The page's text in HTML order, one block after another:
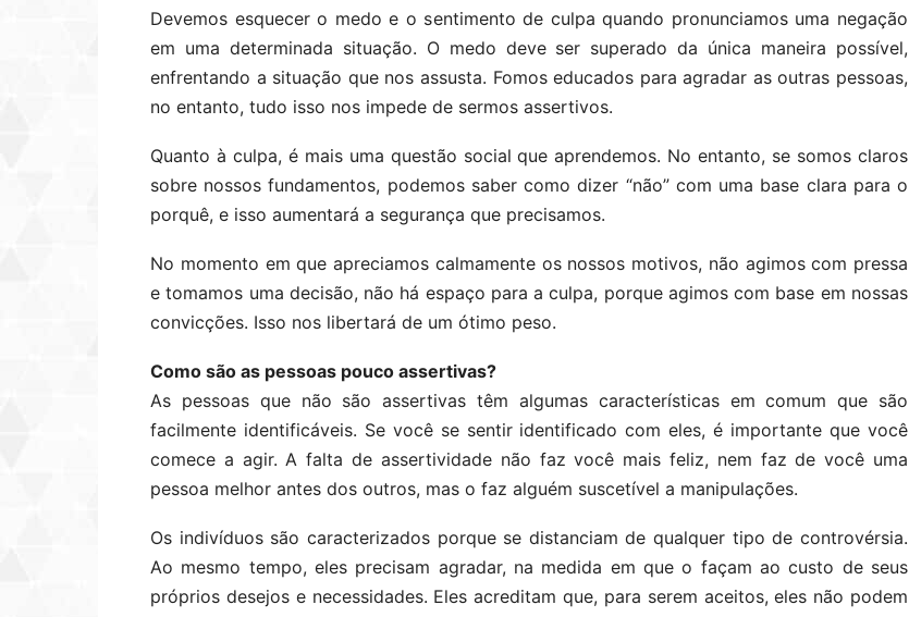
Devemos esquecer o medo e o sentimento de culpa quando pronunciamos uma negação
em uma determinada situação. O medo deve ser superado da única maneira possível,
enfrentando a situação que nos assusta. Fomos educados para agradar as outras pessoas,
no entanto, tudo isso nos impede de sermos assertivos.
Quanto à culpa, é mais uma questão social que aprendemos. No entanto, se somos claros
sobre nossos fundamentos, podemos saber como dizer “não” com uma base clara para o
porquê, e isso aumentará a segurança que precisamos.
No momento em que apreciamos calmamente os nossos motivos, não agimos com pressa
e tomamos uma decisão, não há espaço para a culpa, porque agimos com base em nossas
convicções. Isso nos libertará de um ótimo peso.
Como são as pessoas pouco assertivas?
As pessoas que não são assertivas têm algumas características em comum que são
facilmente identificáveis. Se você se sentir identificado com eles, é importante que você
comece a agir. A falta de assertividade não faz você mais feliz, nem faz de você uma
pessoa melhor antes dos outros, mas o faz alguém suscetível a manipulações.
Os indivíduos são caracterizados porque se distanciam de qualquer tipo de controvérsia.
Ao mesmo tempo, eles precisam agradar, na medida em que o façam ao custo de seus
próprios desejos e necessidades. Eles acreditam que, para serem aceitos, eles não podem